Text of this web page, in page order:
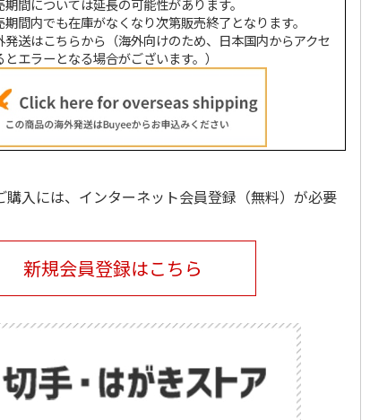
CHARACTERS -BUS
5.0
2,400円
(送料別・税込)
ットちゃん広場
1,500円
(送料別・税込)
島、沖縄島北部及び
西表島」世界自然遺
産登録
4.7
2,000円
(送料別・税込)
期間については延長の可能性があります。
期間内でも在庫がなくなり次第販売終了となります。
発送はこちらから（海外向けのため、日本国内からアクセ
とエラーとなる場合がございます。）
購入には、インターネット会員登録（無料）が必要
新規会員登録はこちら